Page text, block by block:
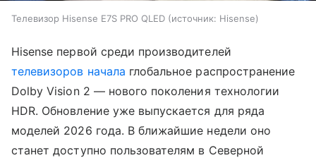
Телевизор Hisense E7S PRO QLED источник: Hisense
Hisense первой среди производителей
телевизоров начала глобальное распространение
Dolby Vision 2 — нового поколения технологии
HDR. Обновление уже выпускается для ряда
моделей 2026 года. В ближайшие недели оно
станет доступно пользователям в Северной